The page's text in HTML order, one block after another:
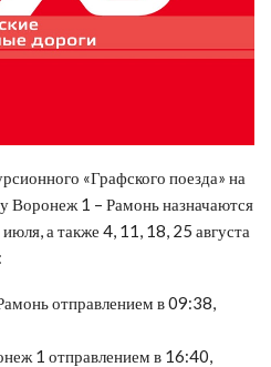
«Графского поезда» на
Воронеж 1 – Рамонь назначаются
а также 4, 11, 18, 25 августа
отправлением в 09:38,
1 отправлением в 16:40,